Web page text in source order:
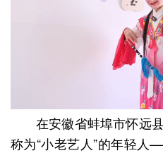
在安徽省蚌埠市怀远
称为“小老艺人”的年轻